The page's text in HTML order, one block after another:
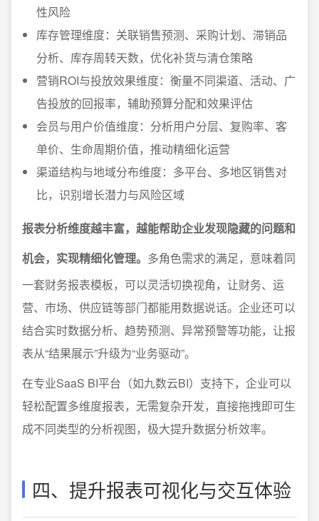
性风险
库存管理维度：关联销售预测、采购计划、滞销品
分析、库存周转天数，优化补货与清仓策略
营销ROI与投放效果维度：衡量不同渠道、活动、广
告投放的回报率，辅助预算分配和效果评估
会员与用户价值维度：分析用户分层、复购率、客
单价、生命周期价值，推动精细化运营
渠道结构与地域分布维度：多平台、多地区销售对
比，识别增长潜力与风险区域
报表分析维度越丰富，越能帮助企业发现隐藏的问题和
机会，实现精细化管理。 多角色需求的满足，意味着同
一套财务报表模板，可以灵活切换视角，让财务、运
营、市场、供应链等部门都能用数据说话。企业还可以
结合实时数据分析、趋势预测、异常预警等功能，让报
表从“结果展示”升级为“业务驱动”。
在专业SaaS BI平台（如九数云BI）支持下，企业可以
轻松配置多维度报表，无需复杂开发，直接拖拽即可生
成不同类型的分析视图，极大提升数据分析效率。
四、提升报表可视化与交互体验